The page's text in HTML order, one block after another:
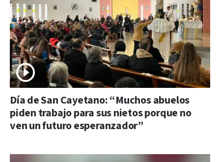
Día de San Cayetano: “Muchos abuelos
piden trabajo para sus nietos porque no
ven un futuro esperanzador”